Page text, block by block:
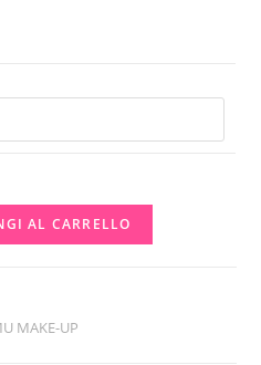
AL CARRELLO
MAKE-UP